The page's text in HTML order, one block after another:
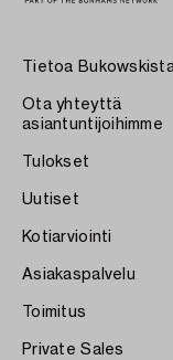
Tietoa
Ota yhteyttä
asiantuntijoihimme
Tulokset
Uutiset
Kotiarviointi
Asiakaspalvelu
Toimitus
Private Sales